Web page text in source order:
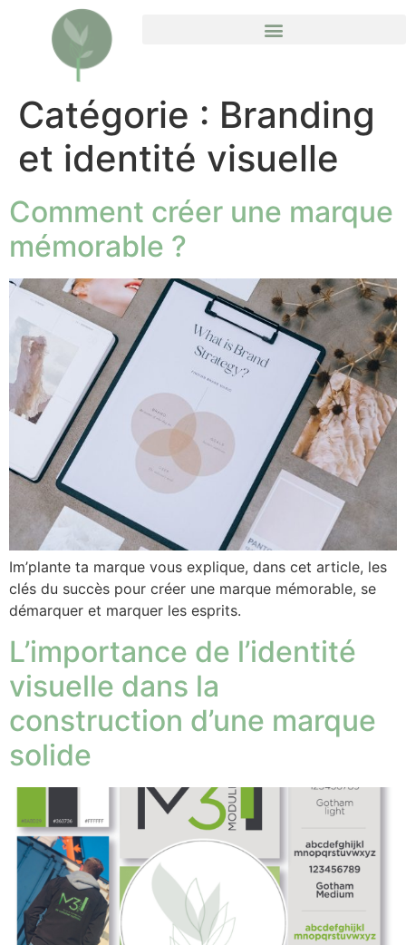
Catégorie : Branding
et identité visuelle
Comment créer une marque
mémorable ?
Im’plante ta marque vous explique, dans cet article, les
clés du succès pour créer une marque mémorable, se
démarquer et marquer les esprits.
L’importance de l’identité
visuelle dans la
construction d’une marque
solide